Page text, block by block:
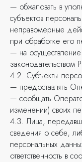
— обжаловать в
субъектов
неправомерные
при обработке его
— на
законодательством
4.2. Субъекты
— предоставлять
— сообщать
изменении) своих
4.3. Лица,
сведения о себе,
персональных
ответственность в